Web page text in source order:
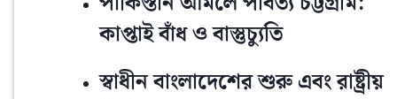
কাপ্তাই বাঁধ ও বাস্তুচ্যুতি
স্বাধীন বাংলাদেশের শুরু এবং রাষ্ট্রীয়